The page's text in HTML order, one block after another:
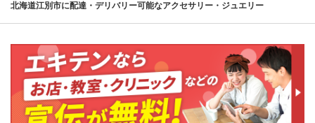
北海道江別市に配達・デリバリー可能なアクセサリー・ジュエリー